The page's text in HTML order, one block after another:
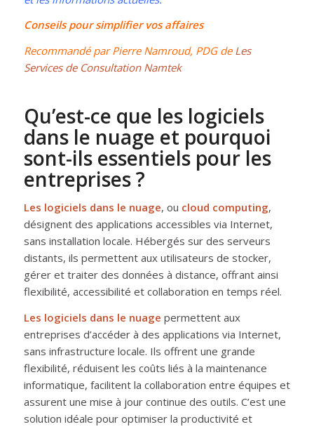
Conseils pour simplifier vos affaires
Recommandé par Pierre Namroud, PDG de Les
Services de Consultation Namtek
Qu’est-ce que les logiciels
dans le nuage et pourquoi
sont-ils essentiels pour les
entreprises ?
Les logiciels dans le nuage, ou cloud computing,
désignent des applications accessibles via Internet,
sans installation locale. Hébergés sur des serveurs
distants, ils permettent aux utilisateurs de stocker,
gérer et traiter des données à distance, offrant ainsi
flexibilité, accessibilité et collaboration en temps réel.
Les logiciels dans le nuage permettent aux
entreprises d’accéder à des applications via Internet,
sans infrastructure locale. Ils offrent une grande
flexibilité, réduisent les coûts liés à la maintenance
informatique, facilitent la collaboration entre équipes et
assurent une mise à jour continue des outils. C’est une
solution idéale pour optimiser la productivité et